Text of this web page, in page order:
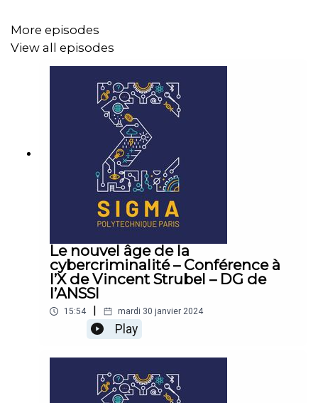
More episodes
View all episodes
Le nouvel âge de la
cybercriminalité – Conférence à
l’X de Vincent Strubel – DG de
l’ANSSI
15:54 mardi 30 janvier 2024
Play